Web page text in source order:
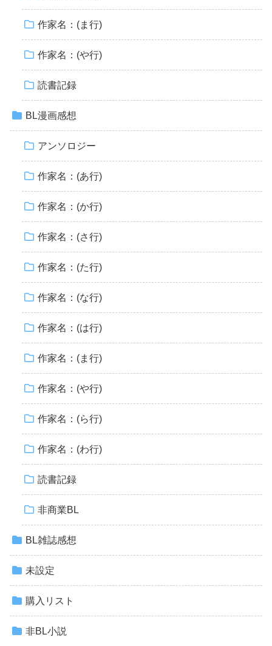
作家名：(ま行)
作家名：(や行)
読書記録
BL漫画感想
アンソロジー
作家名：(あ行)
作家名：(か行)
作家名：(さ行)
作家名：(た行)
作家名：(な行)
作家名：(は行)
作家名：(ま行)
作家名：(や行)
作家名：(ら行)
作家名：(わ行)
読書記録
非商業BL
BL雑誌感想
未設定
購入リスト
非BL小説